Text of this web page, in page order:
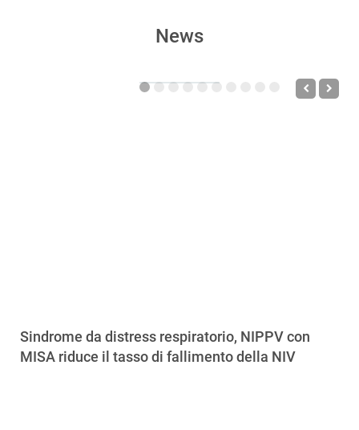
News
Sindrome da distress respiratorio, NIPPV con
MISA riduce il tasso di fallimento della NIV